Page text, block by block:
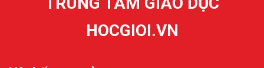
HOCGIOI.VN